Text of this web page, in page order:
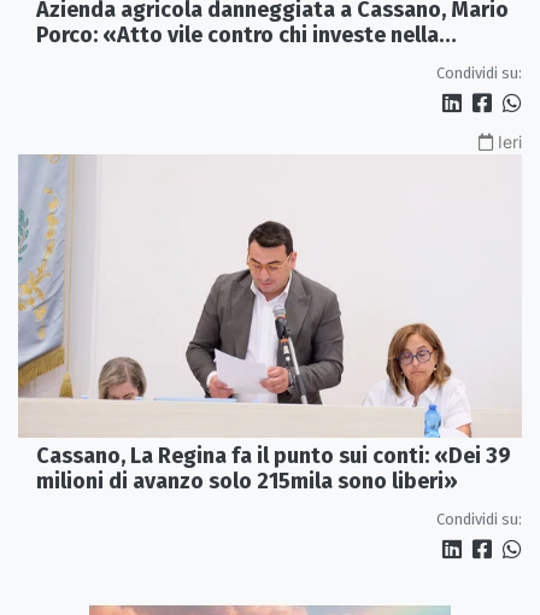
Azienda agricola danneggiata a Cassano, Mario
Porco: «Atto vile contro chi investe nella
Condividi su:
Ieri
Cassano, La Regina fa il punto sui conti: «Dei 39
milioni di avanzo solo 215mila sono liberi»
Condividi su: